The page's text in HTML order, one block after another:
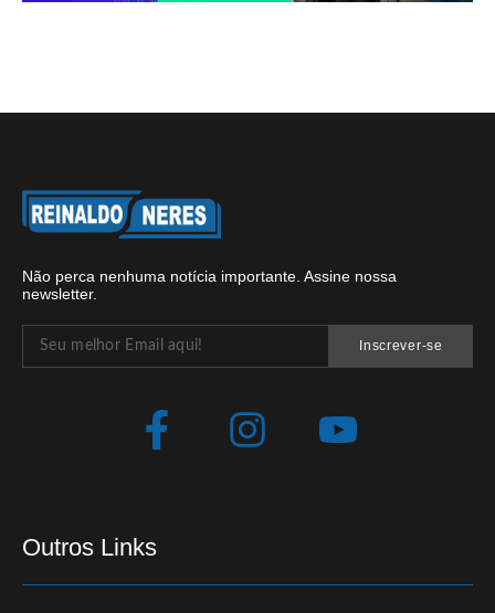
Não perca nenhuma notícia importante. Assine nossa
newsletter.
Inscrever-se
Outros Links